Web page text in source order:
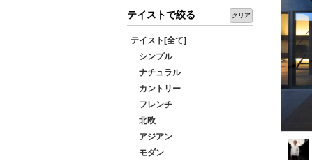
テイストで絞る クリア
テイスト[全て]
シンプル
ナチュラル
カントリー
フレンチ
北欧
アジアン
モダン